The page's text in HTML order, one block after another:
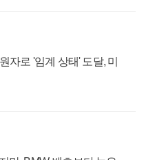
자로 '임계 상태' 도달, 미